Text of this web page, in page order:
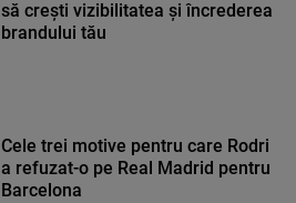
să crești vizibilitatea și încrederea
brandului tău
Cele trei motive pentru care Rodri
a refuzat-o pe Real Madrid pentru
Barcelona